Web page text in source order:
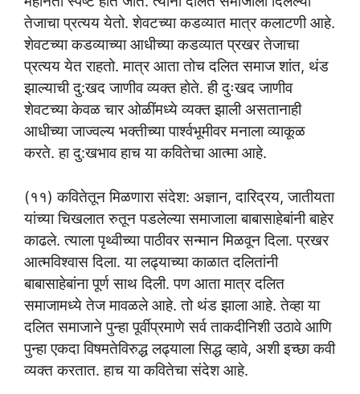
तेजाचा प्रत्यय येतो. शेवटच्या कडव्यात मात्र कलाटणी आहे.
शेवटच्या कडव्याच्या आधीच्या कडव्यात प्रखर तेजाचा
प्रत्यय येत राहतो. मात्र आता तोच दलित समाज शांत, थंड
झाल्याची दु:खद जाणीव व्यक्त होते. ही दुःखद जाणीव
शेवटच्या केवळ चार ओळींमध्ये व्यक्त झाली असतानाही
आधीच्या जाज्वल्य भक्तीच्या पार्श्वभूमीवर मनाला व्याकूळ
करते. हा दु:खभाव हाच या कवितेचा आत्मा आहे.
(११) कवितेतून मिळणारा संदेश: अज्ञान, दारिद्रय, जातीयता
यांच्या चिखलात रुतून पडलेल्या समाजाला बाबासाहेबांनी बाहेर
काढले. त्याला पृथ्वीच्या पाठीवर सन्मान मिळवून दिला. प्रखर
आत्मविश्वास दिला. या लढ्याच्या काळात दलितांनी
बाबासाहेबांना पूर्ण साथ दिली. पण आता मात्र दलित
समाजामध्ये तेज मावळले आहे. तो थंड झाला आहे. तेव्हा या
दलित समाजाने पुन्हा पूर्वीप्रमाणे सर्व ताकदीनिशी उठावे आणि
पुन्हा एकदा विषमतेविरुद्ध लढ्याला सिद्ध व्हावे, अशी इच्छा कवी
व्यक्त करतात. हाच या कवितेचा संदेश आहे.